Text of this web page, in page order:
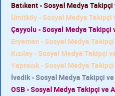
Batıkent - Sosyal Medya Takipçi
Ümitköy - Sosyal Medya Takipçi
Çayyolu - Sosyal Medya Takipçi
Eryaman - Sosyal Medya Takipçi
Kızılay - Sosyal Medya Takipçi
Yapracık - Sosyal Medya Takipçi
İvedik - Sosyal Medya Takipçi ve
OSB - Sosyal Medya Takipçi ve